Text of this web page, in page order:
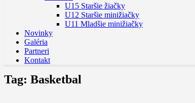
U15 Staršie žiačky
U12 Staršie minižiačky
U11 Mladšie minižiačky
Novinky
Galéria
Partneri
Kontakt
Tag: Basketbal